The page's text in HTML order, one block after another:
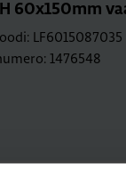
60x150mm
LF6015087035
1476548